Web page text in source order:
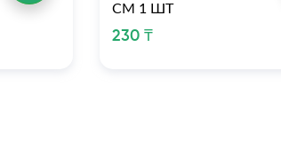
СМ 1 ШТ
230 ₸